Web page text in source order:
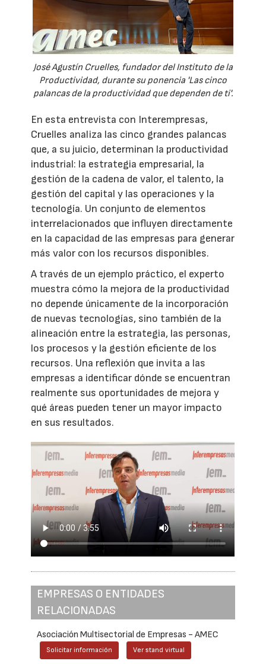
José Agustín Cruelles, fundador del Instituto de la
Productividad, durante su ponencia 'Las cinco
palancas de la productividad que dependen de ti'.
En esta entrevista con Interempresas,
Cruelles analiza las cinco grandes palancas
que, a su juicio, determinan la productividad
industrial: la estrategia empresarial, la
gestión de la cadena de valor, el talento, la
gestión del capital y las operaciones y la
tecnología. Un conjunto de elementos
interrelacionados que influyen directamente
en la capacidad de las empresas para generar
más valor con los recursos disponibles.
A través de un ejemplo práctico, el experto
muestra cómo la mejora de la productividad
no depende únicamente de la incorporación
de nuevas tecnologías, sino también de la
alineación entre la estrategia, las personas,
los procesos y la gestión eficiente de los
recursos. Una reflexión que invita a las
empresas a identificar dónde se encuentran
realmente sus oportunidades de mejora y
qué áreas pueden tener un mayor impacto
en sus resultados.
EMPRESAS O ENTIDADES
RELACIONADAS
Asociación Multisectorial de Empresas - AMEC
Solicitar información Ver stand virtual